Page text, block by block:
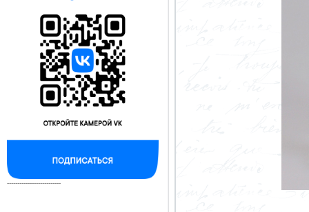
--------------------------